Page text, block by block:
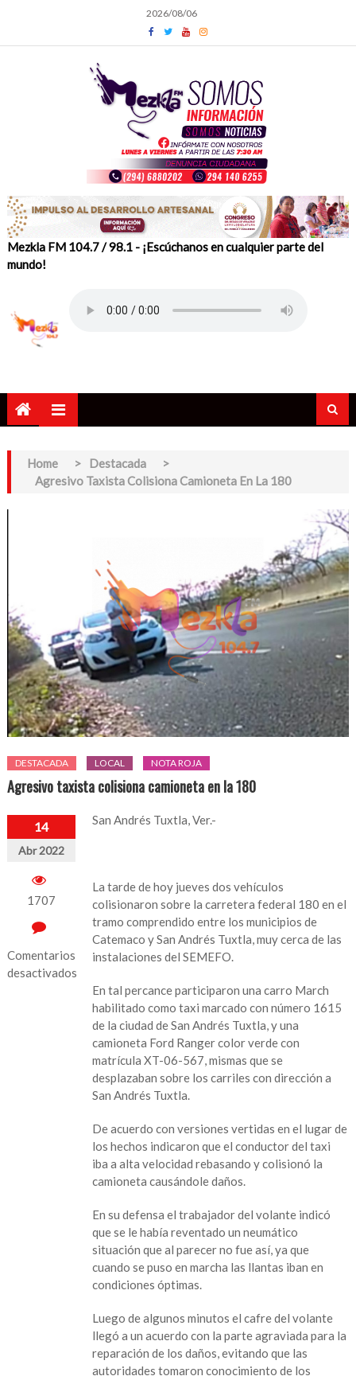
content
2026/08/06
Mezkla FM 104.7 / 98.1 - ¡Escúchanos en cualquier parte del
mundo!
Home > Destacada
>
Agresivo Taxista Colisiona Camioneta En La 180
DESTACADA LOCAL NOTA ROJA
Agresivo taxista colisiona camioneta en la 180
14
Abr 2022
1707
Comentarios
desactivados
San Andrés Tuxtla, Ver.-
La tarde de hoy jueves dos vehículos
colisionaron sobre la carretera federal 180 en el
tramo comprendido entre los municipios de
Catemaco y San Andrés Tuxtla, muy cerca de las
instalaciones del SEMEFO.
En tal percance participaron una carro March
habilitado como taxi marcado con número 1615
de la ciudad de San Andrés Tuxtla, y una
camioneta Ford Ranger color verde con
matrícula XT-06-567, mismas que se
desplazaban sobre los carriles con dirección a
San Andrés Tuxtla.
De acuerdo con versiones vertidas en el lugar de
los hechos indicaron que el conductor del taxi
iba a alta velocidad rebasando y colisionó la
camioneta causándole daños.
En su defensa el trabajador del volante indicó
que se le había reventado un neumático
situación que al parecer no fue así, ya que
cuando se puso en marcha las llantas iban en
condiciones óptimas.
Luego de algunos minutos el cafre del volante
llegó a un acuerdo con la parte agraviada para la
reparación de los daños, evitando que las
autoridades tomaron conocimiento de los